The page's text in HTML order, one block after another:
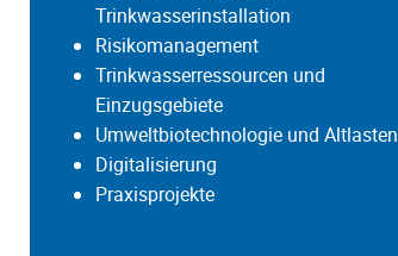
Trinkwasserinstallation
Risikomanagement
Trinkwasserressourcen und
Einzugsgebiete
Umweltbiotechnologie und Altlasten
Digitalisierung
Praxisprojekte